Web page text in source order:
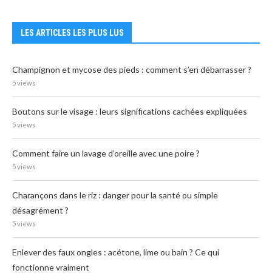
LES ARTICLES LES PLUS LUS
Champignon et mycose des pieds : comment s’en débarrasser ?
5 views
Boutons sur le visage : leurs significations cachées expliquées
5 views
Comment faire un lavage d’oreille avec une poire ?
5 views
Charançons dans le riz : danger pour la santé ou simple
désagrément ?
5 views
Enlever des faux ongles : acétone, lime ou bain ? Ce qui
fonctionne vraiment